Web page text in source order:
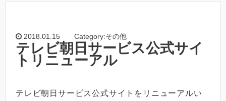
2018.01.15 Category:その他
テレビ朝日サービス公式サイ
トリニューアル
テレビ朝日サービス公式サイトをリニューアルい